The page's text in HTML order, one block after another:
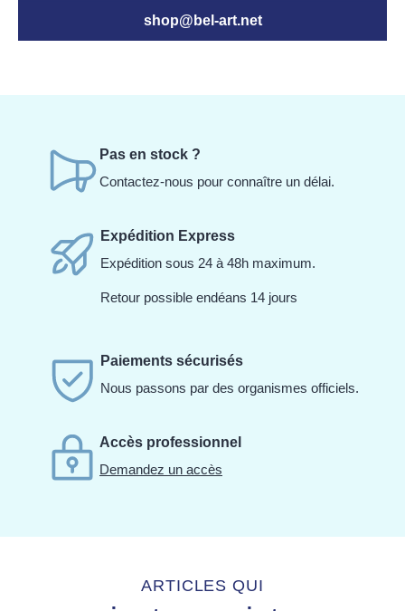
shop@bel-art.net
Pas en stock ?
Contactez-nous pour connaître un délai.
Expédition Express
Expédition sous 24 à 48h maximum.
Retour possible endéans 14 jours
Paiements sécurisés
Nous passons par des organismes officiels.
Accès professionnel
Demandez un accès
ARTICLES QUI